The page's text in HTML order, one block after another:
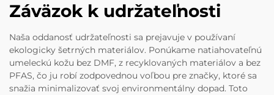
Záväzok k udržateľnosti
Naša oddanosť udržateľnosti sa prejavuje v používaní
ekologicky šetrných materiálov. Ponúkame natiahovateľnú
umeleckú kožu bez DMF, z recyklovaných materiálov a bez
PFAS, čo ju robí zodpovednou voľbou pre značky, ktoré sa
snažia minimalizovať svoj environmentálny dopad. Toto